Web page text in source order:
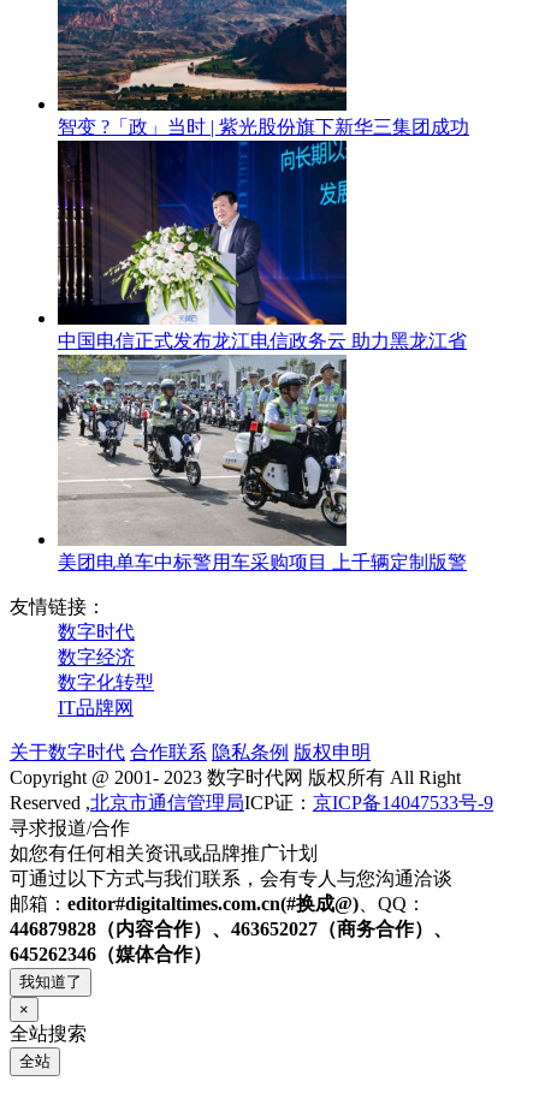
智变 ?「政」当时 | 紫光股份旗下新华三集团成功
中国电信正式发布龙江电信政务云 助力黑龙江省
美团电单车中标警用车采购项目 上千辆定制版警
友情链接：
数字时代
数字经济
数字化转型
IT品牌网
关于数字时代 合作联系 隐私条例 版权申明
Copyright @ 2001- 2023 数字时代网 版权所有 All Right
Reserved ,北京市通信管理局ICP证： 京ICP备14047533号-9
寻求报道/合作
如您有任何相关资讯或品牌推广计划
可通过以下方式与我们联系，会有专人与您沟通洽谈
邮箱： editor#digitaltimes.com.cn(#换成@) 、QQ：
446879828（内容合作）、463652027（商务合作）、
645262346（媒体合作）
我知道了
×
全站搜索
全站